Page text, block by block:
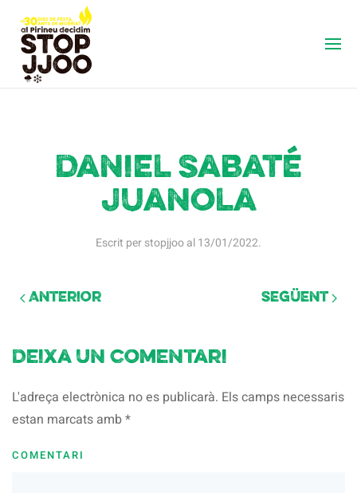
Daniel Sabaté
Juanola
Escrit perstopjjooal13/01/2022.
Anterior Següent
Deixa un comentari
L'adreça electrònica no es publicarà. Els camps necessaris
estan marcats amb*
COMENTARI